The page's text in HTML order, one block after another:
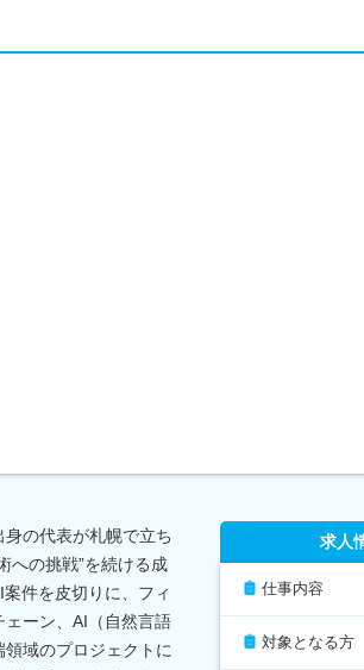
の代表が札幌で立ち
への挑戦”を続ける成
件を皮切りに、フィ
ェーン、AI（自然言語
域のプロジェクトに
求人
仕事内容
対象となる方